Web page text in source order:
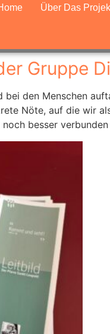
Über Das
Gruppe
bei den Menschen
Nöte, auf die wir
besser